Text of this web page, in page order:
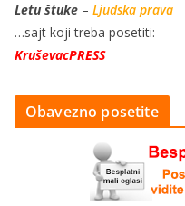
Letu štuke – Ljudska prava
…sajt koji treba posetiti:
KruševacPRESS
Obavezno posetite